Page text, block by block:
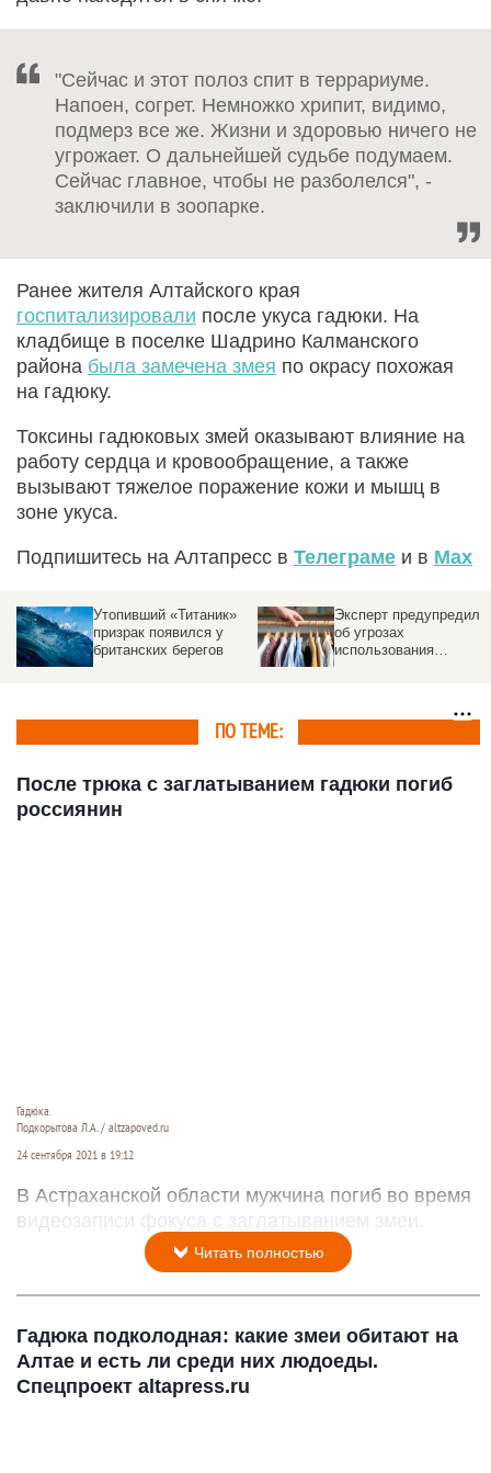
"Сейчас и этот полоз спит в террариуме.
Напоен, согрет. Немножко хрипит, видимо,
подмерз все же. Жизни и здоровью ничего не
угрожает. О дальнейшей судьбе подумаем.
Сейчас главное, чтобы не разболелся", -
заключили в зоопарке.
Ранее жителя Алтайского края
госпитализировали после укуса гадюки. На
кладбище в поселке Шадрино Калманского
района была замечена змея по окрасу похожая
на гадюку.
Токсины гадюковых змей оказывают влияние на
работу сердца и кровообращение, а также
вызывают тяжелое поражение кожи и мышц в
зоне укуса.
Подпишитесь на Алтапресс в Телеграме и в Max
Утопивший «Титаник»
призрак появился у
британских берегов
Эксперт предупредил
об угрозах
использования
ПО ТЕМЕ:
После трюка с заглатыванием гадюки погиб
россиянин
Гадюка.
Подкорытова Л.А. / altzapoved.ru
24 сентября 2021 в 19:12
В Астраханской области мужчина погиб во время
видеозаписи фокуса с заглатыванием змеи.
Читать полностью
Гадюка подколодная: какие змеи обитают на
Алтае и есть ли среди них людоеды.
Спецпроект altapress.ru